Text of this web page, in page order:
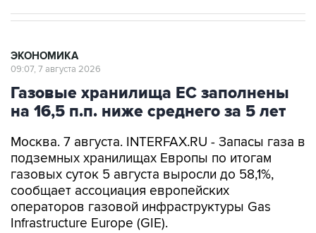
ЭКОНОМИКА
09:07, 7 августа 2026
Газовые хранилища ЕС заполнены
на 16,5 п.п. ниже среднего за 5 лет
Москва. 7 августа. INTERFAX.RU - Запасы газа в
подземных хранилищах Европы по итогам
газовых суток 5 августа выросли до 58,1%,
сообщает ассоциация европейских
операторов газовой инфраструктуры Gas
Infrastructure Europe (GIE).